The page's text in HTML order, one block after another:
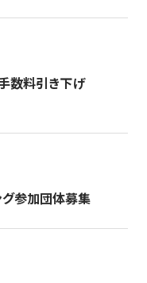
数料引き下げ
グ参加団体募集